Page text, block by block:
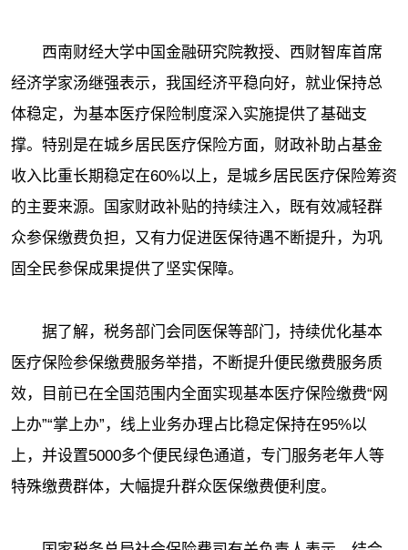
西南财经大学中国金融研究院教授、西财智库首席
经济学家汤继强表示，我国经济平稳向好，就业保持总
体稳定，为基本医疗保险制度深入实施提供了基础支
撑。特别是在城乡居民医疗保险方面，财政补助占基金
收入比重长期稳定在60%以上，是城乡居民医疗保险筹资
的主要来源。国家财政补贴的持续注入，既有效减轻群
众参保缴费负担，又有力促进医保待遇不断提升，为巩
固全民参保成果提供了坚实保障。
据了解，税务部门会同医保等部门，持续优化基本
医疗保险参保缴费服务举措，不断提升便民缴费服务质
效，目前已在全国范围内全面实现基本医疗保险缴费“网
上办”“掌上办”，线上业务办理占比稳定保持在95%以
上，并设置5000多个便民绿色通道，专门服务老年人等
特殊缴费群体，大幅提升群众医保缴费便利度。